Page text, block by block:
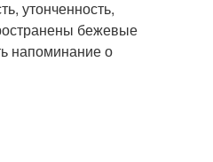
утонченность,
бежевые
напоминание о